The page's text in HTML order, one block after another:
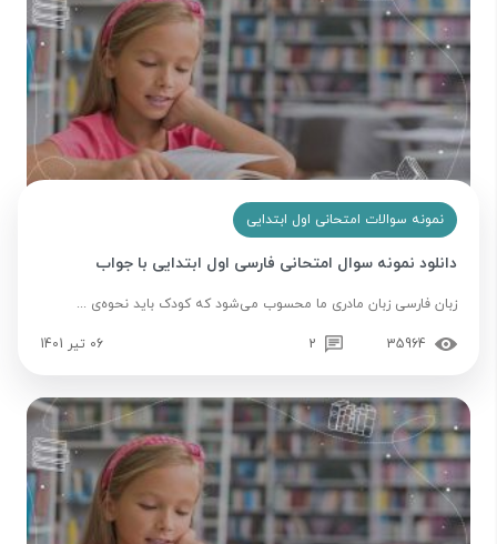
نمونه سوالات امتحانی اول ابتدایی
دانلود نمونه سوال امتحانی فارسی اول ابتدایی با جواب
زبان فارسی زبان مادری ما محسوب می‌شود که کودک باید نحوه‌ی ...
35964
2 06 تیر 1401